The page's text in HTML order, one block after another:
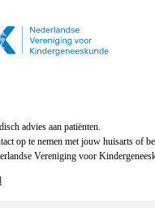
advies aan patiënten.
op te nemen met jouw huisarts of
Vereniging voor